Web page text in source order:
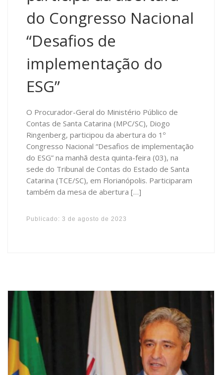
do Congresso Nacional
“Desafios de
implementação do
ESG”
O Procurador-Geral do Ministério Público de
Contas de Santa Catarina (MPC/SC), Diogo
Ringenberg, participou da abertura do 1º
Congresso Nacional “Desafios de implementação
do ESG” na manhã desta quinta-feira (03), na
sede do Tribunal de Contas do Estado de Santa
Catarina (TCE/SC), em Florianópolis. Participaram
também da mesa de abertura […]
Publicado: 3 de agosto de 2023